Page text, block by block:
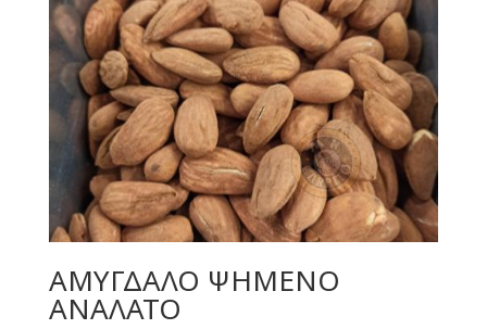
ΑΜΥΓΔΑΛΟ ΨΗΜΕΝΟ
ΑΝΑΛΑΤΟ